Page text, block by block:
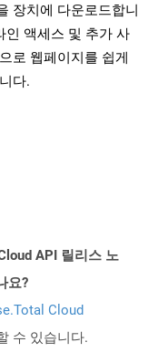
장치에 다운로드합니
인 액세스 및 추가 사
로 웹페이지를 쉽게
다.
API 릴리스 노
요?
Cloud
수 있습니다.